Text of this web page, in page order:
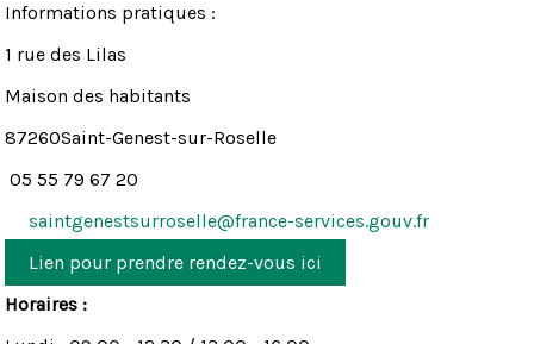
Informations pratiques :
1 rue des Lilas
Maison des habitants
87260Saint-Genest-sur-Roselle
05 55 79 67 20
saintgenestsurroselle@france-services.gouv.fr
Lien pour prendre rendez-vous ici
Horaires :